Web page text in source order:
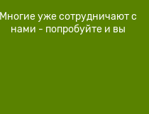
Многие уже сотрудничают с
нами - попробуйте и вы